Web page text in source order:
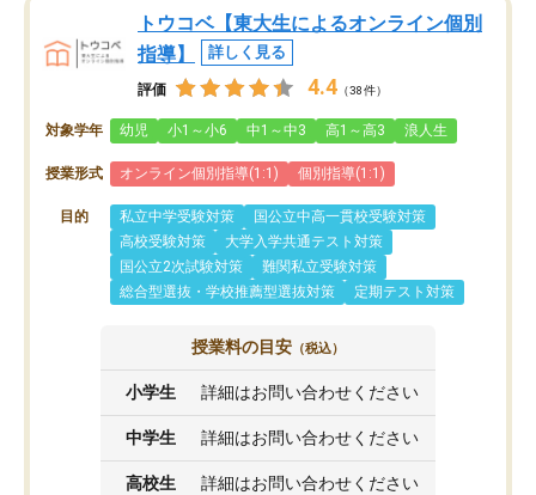
トウコベ【東大生によるオンライン個別
指導】
詳しく見る
評価 4.4 （38件）
対象学年 幼児 小1～小6 中1～中3 高1～高3 浪人生
授業形式 オンライン個別指導(1:1) 個別指導(1:1)
目的 私立中学受験対策
国公立中高一貫校受験対策
高校受験対策
大学入学共通テスト対策
国公立2次試験対策
難関私立受験対策
総合型選抜・学校推薦型選抜対策
定期テスト対策
授業料の目安 （税込）
小学生 詳細はお問い合わせください
中学生 詳細はお問い合わせください
高校生 詳細はお問い合わせください